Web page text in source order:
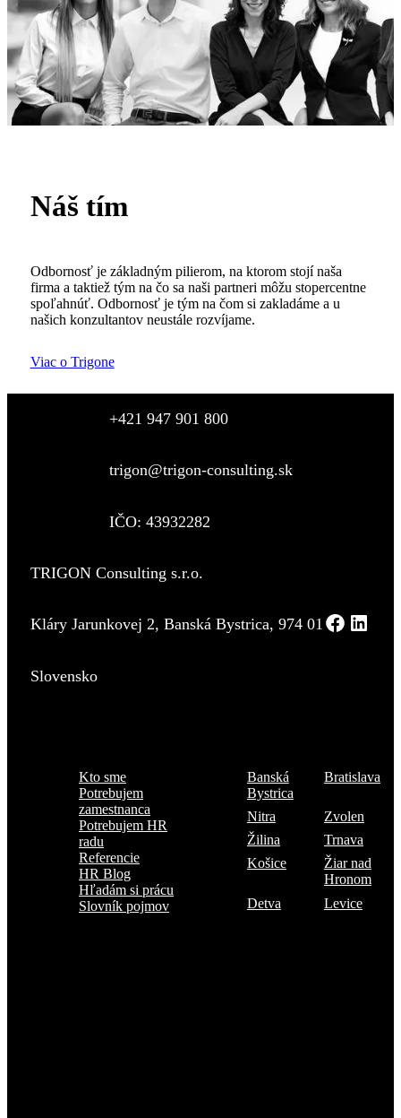
Náš tím
Odbornosť je základným pilierom, na ktorom stojí naša
firma a taktiež tým na čo sa naši partneri môžu stopercentne
spoľahnúť. Odbornosť je tým na čom si zakladáme a u
našich konzultantov neustále rozvíjame.
Viac o Trigone
+421 947 901 800
trigon@trigon-consulting.sk
IČO: 43932282
TRIGON Consulting s.r.o.
Kláry Jarunkovej 2, Banská Bystrica, 974 01
Slovensko
Kto sme
Potrebujem
zamestnanca
Potrebujem HR
radu
Referencie
HR Blog
Hľadám si prácu
Slovník pojmov
Banská
Bystrica
Bratislava
Nitra
Zvolen
Žilina
Trnava
Košice
Žiar nad
Hronom
Detva
Levice